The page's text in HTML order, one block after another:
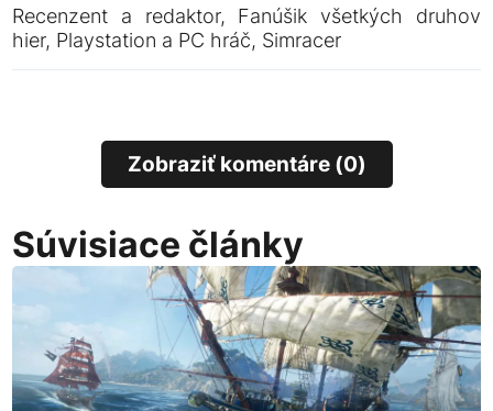
Recenzent a redaktor, Fanúšik všetkých druhov
hier, Playstation a PC hráč, Simracer
Zobraziť komentáre (0)
Súvisiace články